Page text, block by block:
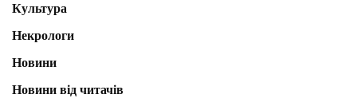
Культура
Некрологи
Новини
Новини від читачів